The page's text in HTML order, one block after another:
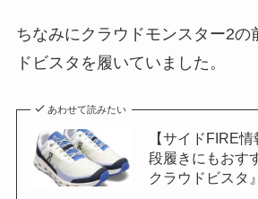
ちなみにクラウドモンスター2の
ドビスタを履いていました。
あわせて読みたい
【サイドFIRE
段履きにもおす
クラウドビスタ